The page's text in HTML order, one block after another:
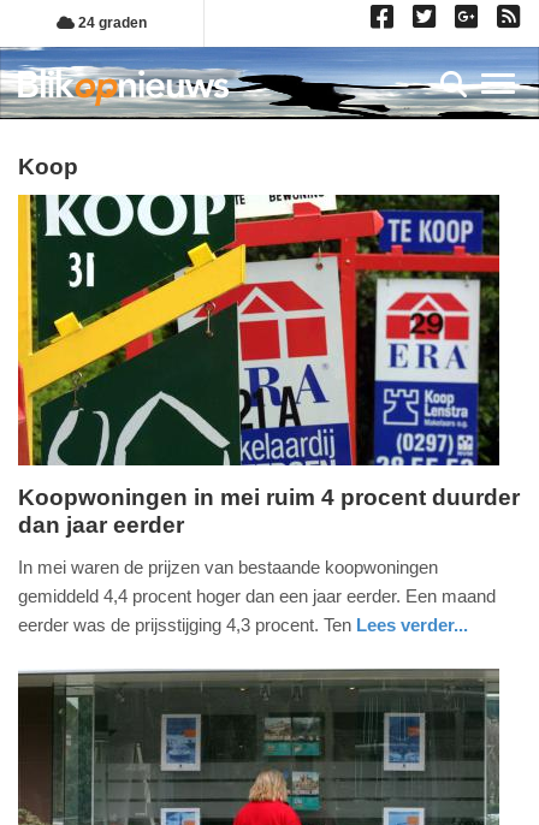
Overslaan
en
naar
de
gaan
24 graden
koop
maandag,
2026
09:33
Update:
2026
Koopwoningen in mei ruim 4 procent duurder
dan jaar eerder
In mei waren de prijzen van bestaande koopwoningen
gemiddeld 4,4 procent hoger dan een jaar eerder. Een maand
eerder was de prijsstijging 4,3 procent. Ten Lees verder...
holland